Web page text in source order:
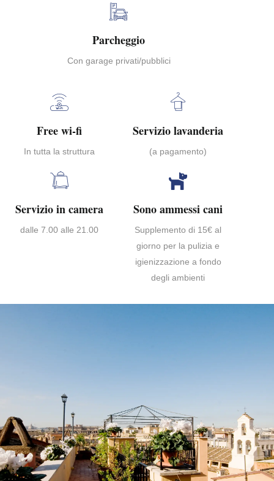
Parcheggio
Con garage privati/pubblici
Free wi-fi
In tutta la struttura
Servizio lavanderia
(a pagamento)
Servizio in camera
dalle 7.00 alle 21.00
Sono ammessi cani
Supplemento di 15€ al
giorno per la pulizia e
igienizzazione a fondo
degli ambienti